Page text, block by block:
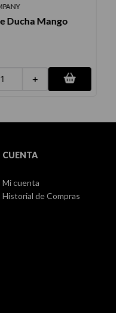
Ducha Mango
＋
CUENTA
Mi cuenta
Historial de Compras